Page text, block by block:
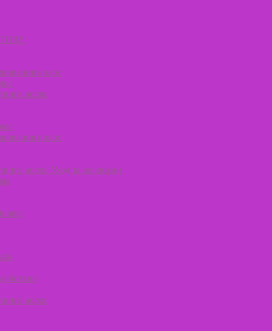
волос
волос
волос
волос Уход за волосами
волос